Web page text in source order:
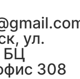
ул.
БЦ
308